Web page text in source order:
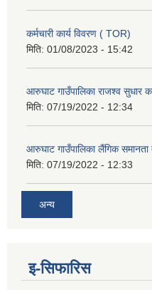
कर्मचारी कार्य विवरण ( TOR)
मिति: 01/08/2023 - 15:42
आरुघाट गाउँपालिका राजश्व सुधार
मिति: 07/19/2022 - 12:34
आरुघाट गाउँपालिका लैंगिक
मिति: 07/19/2022 - 12:33
अन्य
इ-सिफारिस